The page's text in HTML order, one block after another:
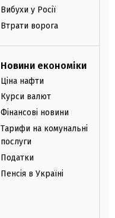
Вибухи у Росії
Втрати ворога
Новини економіки
Ціна нафти
Курси валют
Фінансові новини
Тарифи на комунальні
послуги
Податки
Пенсія в Україні